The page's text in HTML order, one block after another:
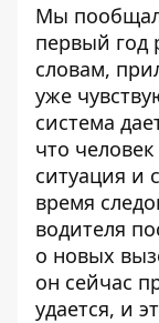
Мы
первый год
словам,
уже
система
что
ситуация и
время
водителя
о новых
он сейчас
удается, и